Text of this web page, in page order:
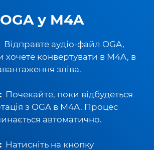
OGA у M4A
Відправте аудіо-файл OGA,
хочете конвертувати в M4A, в
зліва.
Почекайте, поки відбудеться
з OGA в M4A. Процес
автоматично.
Натисніть на кнопку